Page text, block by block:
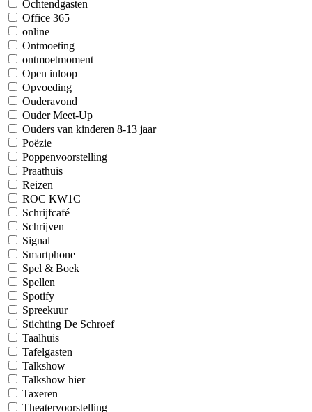
Ochtendgasten
Office 365
online
Ontmoeting
ontmoetmoment
Open inloop
Opvoeding
Ouderavond
Ouder Meet-Up
Ouders van kinderen 8-13 jaar
Poëzie
Poppenvoorstelling
Praathuis
Reizen
ROC KW1C
Schrijfcafé
Schrijven
Signal
Smartphone
Spel & Boek
Spellen
Spotify
Spreekuur
Stichting De Schroef
Taalhuis
Tafelgasten
Talkshow
Talkshow hier
Taxeren
Theatervoorstelling